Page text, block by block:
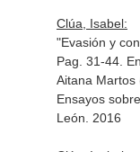
Clúa, Isabel:
"Evasión y
Pag. 31-44.
Aitana Martos
Ensayos
León. 2016